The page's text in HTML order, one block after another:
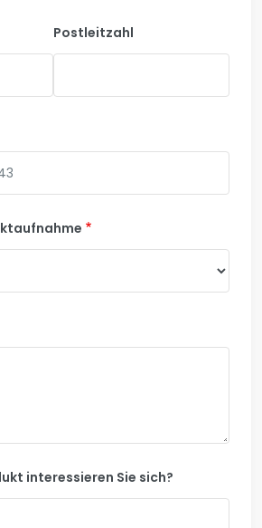
Postleitzahl
interessieren Sie sich?